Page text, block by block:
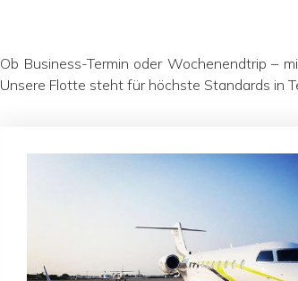
Ob Business-Termin oder Wochenendtrip –
Unsere Flotte steht für höchste Standards in